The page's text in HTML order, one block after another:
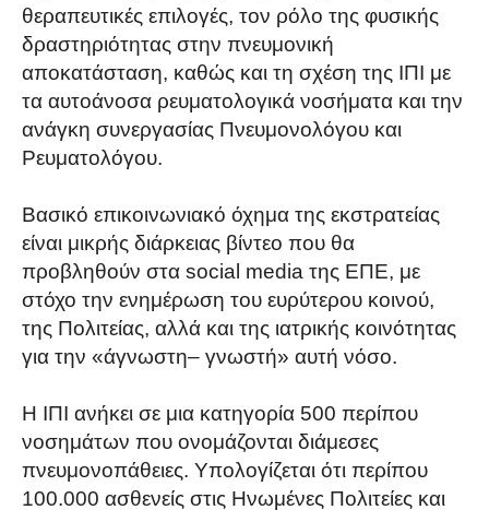
θεραπευτικές επιλογές, τον ρόλο της φυσικής
δραστηριότητας στην πνευμονική
αποκατάσταση, καθώς και τη σχέση της ΙΠΙ με
τα αυτοάνοσα ρευματολογικά νοσήματα και την
ανάγκη συνεργασίας Πνευμονολόγου και
Ρευματολόγου.
Βασικό επικοινωνιακό όχημα της εκστρατείας
είναι μικρής διάρκειας βίντεο που θα
προβληθούν στα social media της ΕΠΕ, με
στόχο την ενημέρωση του ευρύτερου κοινού,
της Πολιτείας, αλλά και της ιατρικής κοινότητας
για την «άγνωστη– γνωστή» αυτή νόσο.
Η ΙΠΙ ανήκει σε μια κατηγορία 500 περίπου
νοσημάτων που ονομάζονται διάμεσες
πνευμονοπάθειες. Υπολογίζεται ότι περίπου
100.000 ασθενείς στις Ηνωμένες Πολιτείες και